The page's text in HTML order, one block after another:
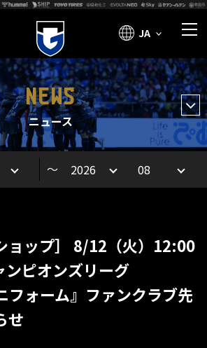
JA
NEWS
ニュース
～
ョップ］ 8/12（火）12:00
ンピオンズリーグ
フォーム』ファンクラブ先
せ